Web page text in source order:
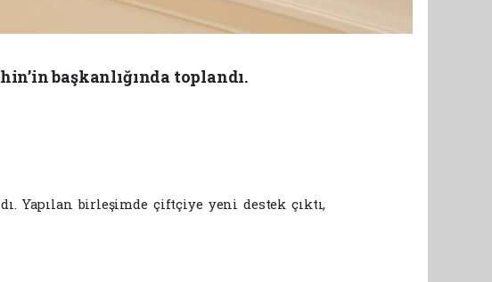
başkanlığında toplandı.
Yapılan birleşimde çiftçiye yeni destek çıktı,